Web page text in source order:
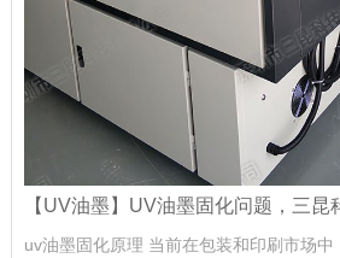
uv油墨固化原理 当前在包装和印刷市场